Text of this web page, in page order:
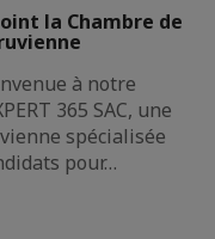
la Chambre de
à notre
365 SAC, une
spécialisée
pour…